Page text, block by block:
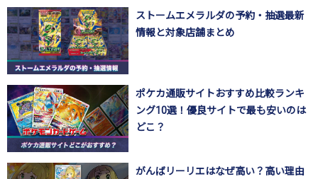
ストームエメラルダの予約・抽選最新
情報と対象店舗まとめ
ポケカ通販サイトおすすめ比較ランキ
ング10選！優良サイトで最も安いのは
どこ？
がんばリーリエはなぜ高い？高い理由